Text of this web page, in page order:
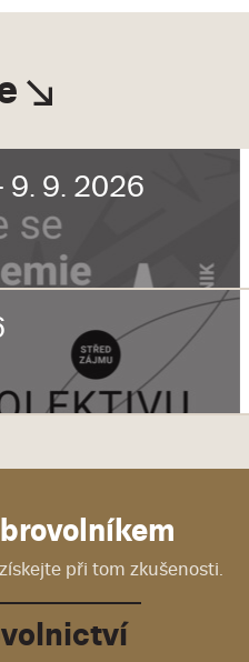
9. 9. 2026
při tom zkušenosti.